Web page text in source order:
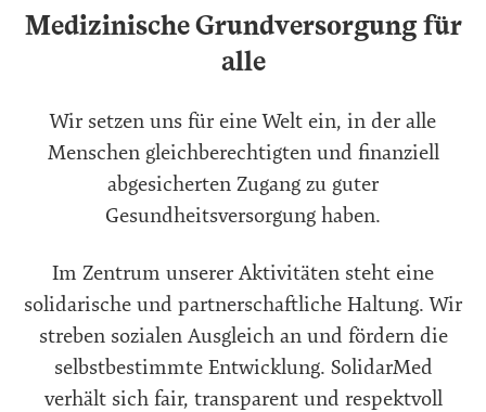
Medizinische Grundversorgung für
alle
Wir setzen uns für eine Welt ein, in der alle
Menschen gleichberechtigten und finanziell
abgesicherten Zugang zu guter
Gesundheitsversorgung haben.
Im Zentrum unserer Aktivitäten steht eine
solidarische und partnerschaftliche Haltung. Wir
streben sozialen Ausgleich an und fördern die
selbstbestimmte Entwicklung. SolidarMed
verhält sich fair, transparent und respektvoll